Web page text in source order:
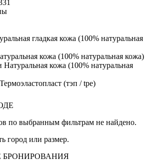
гладкая кожа (100% натуральная
кожа (100% натуральная кожа)
Натуральная кожа (100% натуральная
Термоэластопласт (тэп / tpe)
по выбранным фильтрам не найдено.
город или размер.
БРОНИРОВАНИЯ